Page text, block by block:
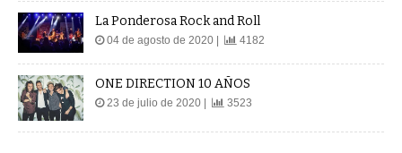
La Ponderosa Rock and Roll
04 de agosto de 2020 | 4182
ONE DIRECTION 10 AÑOS
23 de julio de 2020 | 3523